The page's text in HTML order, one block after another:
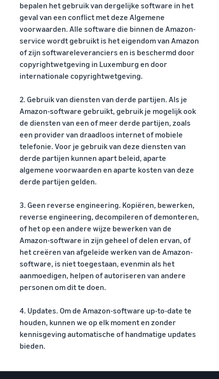
bepalen het gebruik van dergelijke software in het
geval van een conflict met deze Algemene
voorwaarden. Alle software die binnen de Amazon-
service wordt gebruikt is het eigendom van Amazon
of zijn softwareleveranciers en is beschermd door
copyrightwetgeving in Luxemburg en door
internationale copyrightwetgeving.
2. Gebruik van diensten van derde partijen. Als je
Amazon-software gebruikt, gebruik je mogelijk ook
de diensten van een of meer derde partijen, zoals
een provider van draadloos internet of mobiele
telefonie. Voor je gebruik van deze diensten van
derde partijen kunnen apart beleid, aparte
algemene voorwaarden en aparte kosten van deze
derde partijen gelden.
3. Geen reverse engineering. Kopiëren, bewerken,
reverse engineering, decompileren of demonteren,
of het op een andere wijze bewerken van de
Amazon-software in zijn geheel of delen ervan, of
het creëren van afgeleide werken van de Amazon-
software, is niet toegestaan, evenmin als het
aanmoedigen, helpen of autoriseren van andere
personen om dit te doen.
4. Updates. Om de Amazon-software up-to-date te
houden, kunnen we op elk moment en zonder
kennisgeving automatische of handmatige updates
bieden.